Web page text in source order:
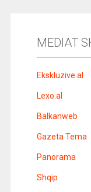
MEDIAT
Ekskluzive.al
Lexo.al
Balkanweb
Gazeta Tema
Panorama
Shqip